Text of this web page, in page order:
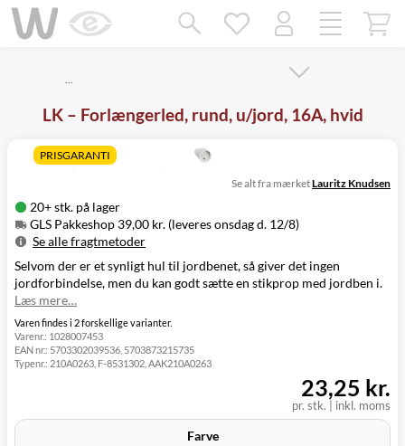
…
LK – Forlængerled, rund, u/jord, 16A, hvid
PRISGARANTI
20+ stk. på lager
GLS Pakkeshop 39,00 kr. (leveres onsdag d. 12/8)
Se alle fragtmetoder
Metode
Pris
Leveres
GLS Pakkeshop
39,00 kr.
Onsdag d. 12/8
GLS
Hjemmelevering
GLS Erhverv
Direkte levering
149,00 kr.
Tirsdag d. 11/8
Click&Collect i
Se alt fra mærketLauritz Knudsen
Selvom der er et synligt hul til jordbenet, så giver det ingen
jordforbindelse, men du kan godt sætte en stikprop med jordben i.
Læs mere…
Varen findes i 2 forskellige varianter.
Varenr.: 1028007453
EAN nr.: 5703302039536, 5703873215735
Typenr.: 210A0263, F-8531302, AAK210A0263
pr. stk. inkl. moms
23,25 kr.
Farve
Mangler chatten?
Ret samtykke!